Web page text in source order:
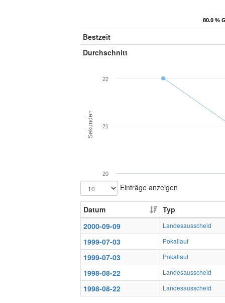
80.0 %
80.0 %
Bestzeit
Durchschnitt
Sekunden
20
21
22
Einträge anzeigen
Datum
Typ
2000-09-09
Landesausscheid
1999-07-03 Pokallauf
1999-07-03 Pokallauf
1998-08-22 Landesausscheid
1998-08-22 Landesausscheid